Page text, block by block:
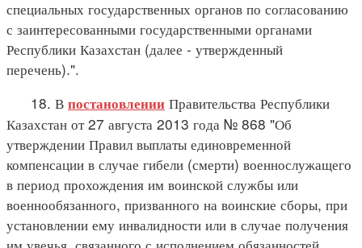
специальных государственных органов по согласованию
с заинтересованными государственными органами
Республики Казахстан (далее - утвержденный
перечень).".
18. В постановлении Правительства Республики
Казахстан от 27 августа 2013 года № 868 "Об
утверждении Правил выплаты единовременной
компенсации в случае гибели (смерти) военнослужащего
в период прохождения им воинской службы или
военнообязанного, призванного на воинские сборы, при
установлении ему инвалидности или в случае получения